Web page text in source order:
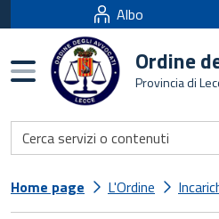
Albo
Burger menu Ordine
Provincia di
Home page L'Ordine